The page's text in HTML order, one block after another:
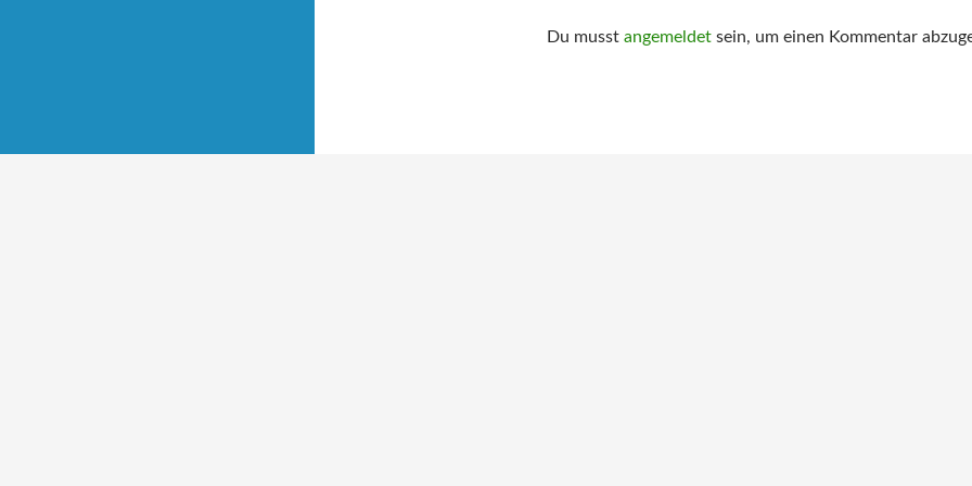
Du musst angemeldet sein, um einen Kommentar